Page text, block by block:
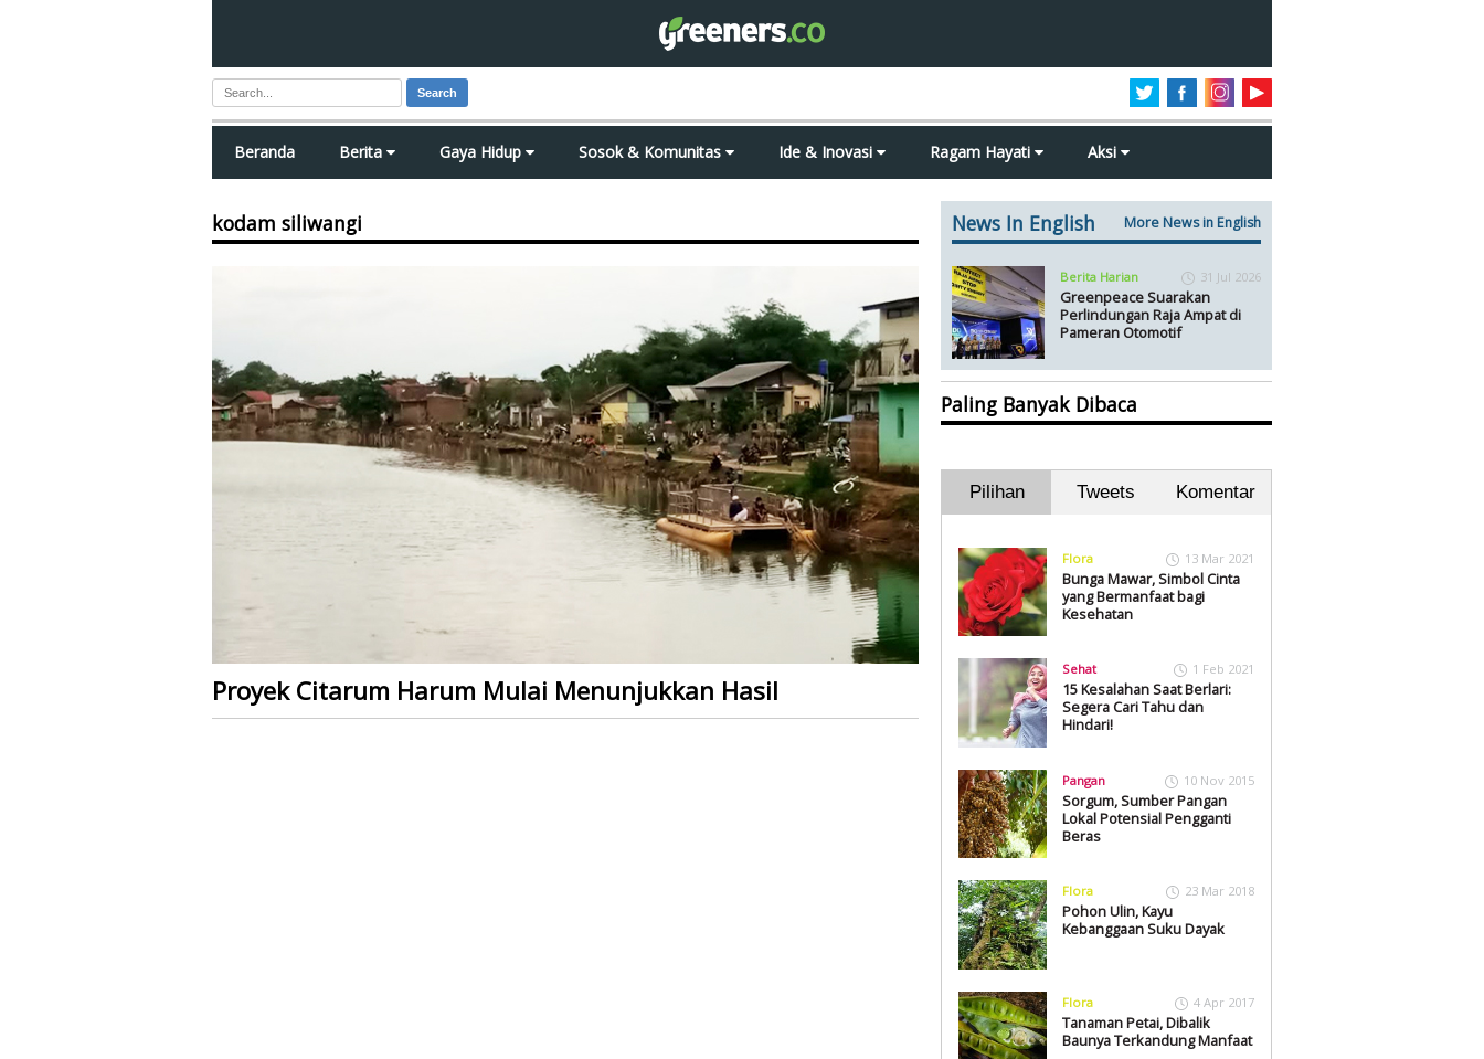
Search
Beranda Berita Gaya Hidup Sosok & Komunitas Ide & Inovasi Ragam Hayati Aksi
kodam siliwangi
Proyek Citarum Harum Mulai Menunjukkan Hasil
News In English More News in English
Berita Harian 31 Jul 2026
Greenpeace Suarakan
Perlindungan Raja Ampat di
Pameran Otomotif
Paling Banyak Dibaca
Pilihan Tweets Komentar
Flora 13 Mar 2021
Bunga Mawar, Simbol Cinta
yang Bermanfaat bagi
Kesehatan
Sehat 1 Feb 2021
15 Kesalahan Saat Berlari:
Segera Cari Tahu dan
Hindari!
Pangan 10 Nov 2015
Sorgum, Sumber Pangan
Lokal Potensial Pengganti
Beras
Flora 23 Mar 2018
Pohon Ulin, Kayu
Kebanggaan Suku Dayak
Flora 4 Apr 2017
Tanaman Petai, Dibalik
Baunya Terkandung Manfaat